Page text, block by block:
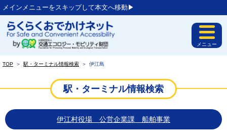
メインメニューをスキップして本文へ移動▶︎
メニュー
TOP ＞ 駅・ターミナル情報検索 ＞ 伊江島
駅・ターミナル情報検索
伊江村役場 公営企業課 船舶事業